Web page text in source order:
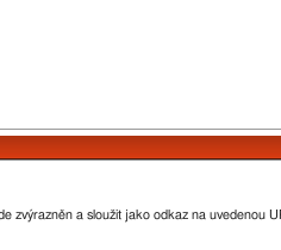
zvýrazněn a sloužit jako odkaz na uvedenou